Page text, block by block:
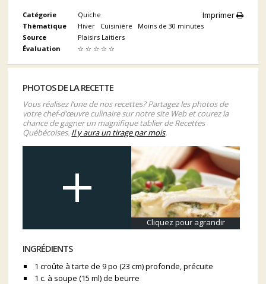
Imprimer
Catégorie
Quiche
Thèmatique
Hiver Cuisinière
Moins de 30 minutes
Source
Plaisirs Laitiers
Évaluation
☆ ☆ ☆ ☆ ☆
PHOTOS DE LA RECETTE
Vous réalisez l’une de nos recettes? Partagez les photos de
votre chef-d’œuvre culinaire sur notre site Web et courez la
chance de gagner un magnifique tablier de Recettes
Québécoises. Il y aura un tirage par mois.
Cliquez pour agrandir
INGRÉDIENTS
1 croûte à tarte de 9 po (23 cm) profonde, précuite
1 c. à soupe (15 ml) de beurre